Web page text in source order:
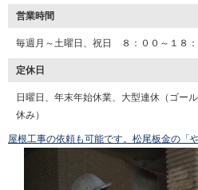
営業時間
毎週月～土曜日、祝日 ８：００～１８：
定休日
日曜日、年末年始休業、大型連休（ゴー
休み）
屋根工事の依頼も可能です。松尾板金の「